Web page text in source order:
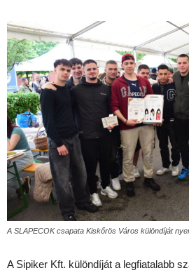
A SLAPECOK csapata Kiskőrös Város különdíját
A Sipiker Kft. különdíját a legfiatalabb